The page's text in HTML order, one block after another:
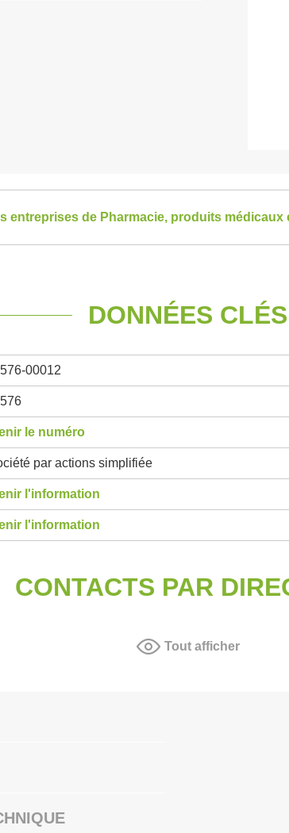
entreprises de Pharmacie, produits
DONNÉES CLÉS
00012
le numéro
par actions simplifiée
l'information
l'information
CONTACTS PAR
Tout afficher